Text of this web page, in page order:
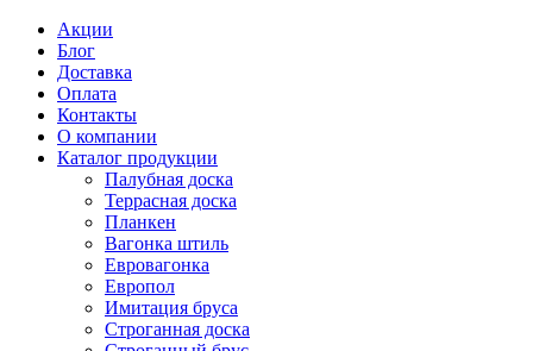
Акции
Блог
Доставка
Оплата
Контакты
О компании
Каталог продукции
Палубная доска
Террасная доска
Планкен
Вагонка штиль
Евровагонка
Европол
Имитация бруса
Строганная доска